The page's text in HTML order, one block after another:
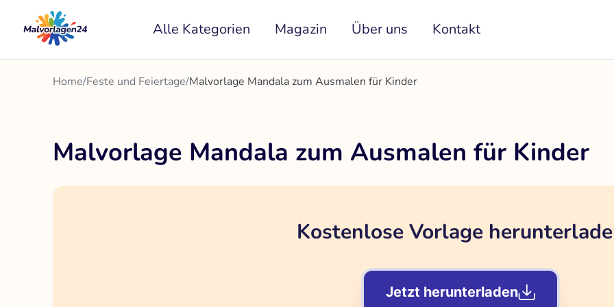
Inhalt
springen
Alle Kategorien Magazin Über uns Kontakt
Home/Feste und Feiertage/Malvorlage Mandala zum Ausmalen für Kinder
Malvorlage Mandala zum Ausmalen für Kinder
Kostenlose Vorlage
Jetzt herunterladen